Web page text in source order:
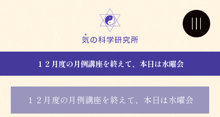
１２月度の月例講座を終えて、本日は水曜会
１２月度の月例講座を終えて、本日は水曜会